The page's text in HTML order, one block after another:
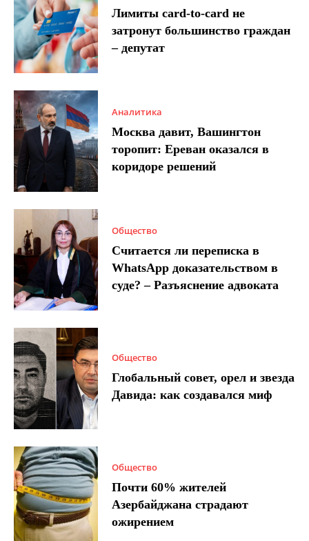
Лимиты card-to-card не
затронут большинство граждан
– депутат
Аналитика
Москва давит, Вашингтон
торопит: Ереван оказался в
коридоре решений
Общество
Считается ли переписка в
WhatsApp доказательством в
суде? – Разъяснение адвоката
Общество
Глобальный совет, орел и звезда
Давида: как создавался миф
Общество
Почти 60% жителей
Азербайджана страдают
ожирением